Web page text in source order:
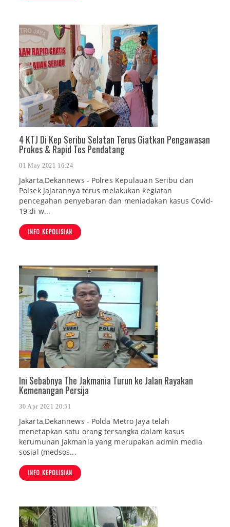
4 KTJ Di Kep Seribu Selatan Terus Giatkan Pengawasan
Prokes & Rapid Tes Pendatang
01 May 2021 16:24
Jakarta,Dekannews - Polres Kepulauan Seribu dan
Polsek jajarannya terus melakukan kegiatan
pencegahan penyebaran dan meniadakan kasus Covid-
19 di w...
INFO KEPOLISIAN
Ini Sebabnya The Jakmania Turun ke Jalan Rayakan
Kemenangan Persija
30 Apr 2021 20:51
Jakarta,Dekannews - Polda Metro Jaya telah
menetapkan satu orang tersangka dalam kasus
kerumunan Jakmania yang merupakan admin media
sosial (medsos...
INFO KEPOLISIAN